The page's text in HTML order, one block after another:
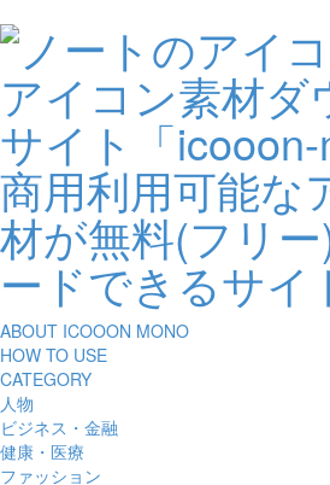
ABOUT ICOOON MONO
HOW TO USE
CATEGORY
人物
ビジネス・金融
健康・医療
ファッション